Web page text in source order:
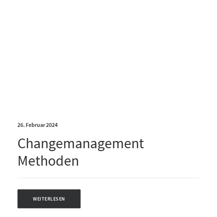
26. Februar 2024
Changemanagement
Methoden
WEITERLESEN